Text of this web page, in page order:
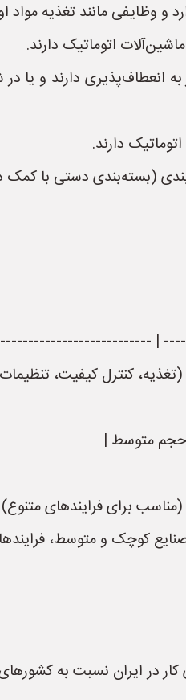
و وظایفی مانند تغذیه
اتوماتیک دارند.
انعطاف‌پذیری دارند و یا
دارند.
(بسته‌بندی دستی با
کنترل کیفیت،
حجم متوسط |
برای فرایندهای
صنایع کوچک و متوسط،
کار در ایران نسبت به